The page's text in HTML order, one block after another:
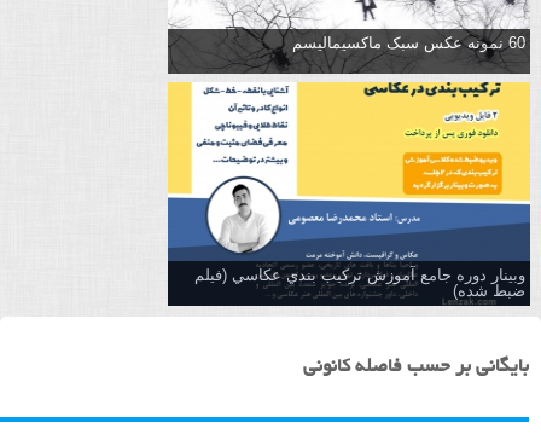
60 نمونه عکس سبک ماکسیمالیسم
وبینار دوره جامع آموزش تركيب بندي عكاسي (فیلم
ضبط شده)
بایگانی بر حسب فاصله کانونی